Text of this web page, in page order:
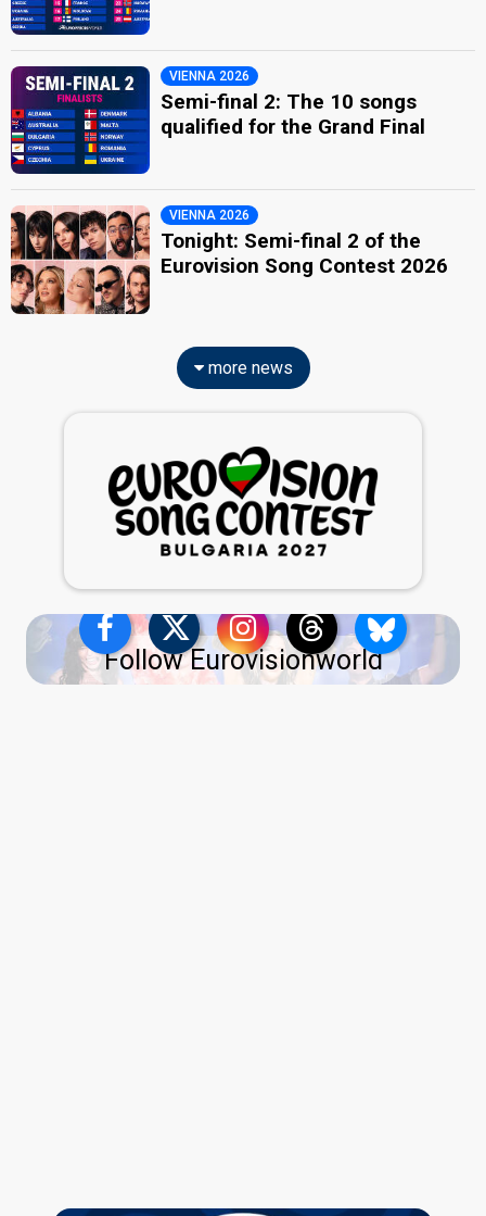
VIENNA 2026
Semi-final 2: The 10 songs
qualified for the Grand Final
VIENNA 2026
Tonight: Semi-final 2 of the
Eurovision Song Contest 2026
more news
Follow Eurovisionworld